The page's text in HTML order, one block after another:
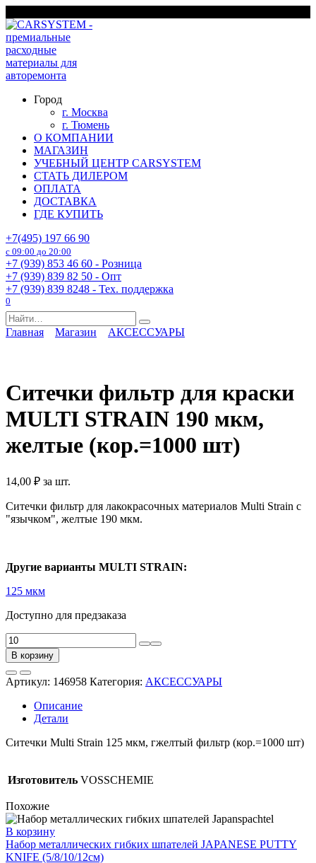
к
содержанию
Город
г. Москва
г. Тюмень
О КОМПАНИИ
МАГАЗИН
УЧЕБНЫЙ ЦЕНТР CARSYSTEM
СТАТЬ ДИЛЕРОМ
ОПЛАТА
ДОСТАВКА
ГДЕ КУПИТЬ
+7(495) 197 66 90
с 09:00 до 20:00
+7 (939) 853 46 60 - Розница
+7 (939) 839 82 50 - Опт
+7 (939) 839 8248 - Тех. поддержка
0
Search
for:
Главная Магазин АКСЕССУАРЫ
Ситечки фильтр для краски
MULTI STRAIN 190 мкм,
желтые (кор.=1000 шт)
14,00 ₽ за шт.
Ситечки фильтр для лакокрасочных материалов Multi Strain с
"язычком", желтые 190 мкм.
Другие варианты MULTI STRAIN:
125 мкм
Доступно для предзаказа
Количество
товара
Ситечки
фильтр
для
краски
MULTI
STRAIN
190
(кор.=1000
В корзину
Артикул: 146958 Категория: АКСЕССУАРЫ
Описание
Детали
Ситечки Multi Strain 125 мкм, гжелтый фильтр (кор.=1000 шт)
Изготовитель VOSSCHEMIE
Похожие
В корзину
Набор металлических гибких шпателей JAPANESE PUTTY
KNIFE (5/8/10/12см)